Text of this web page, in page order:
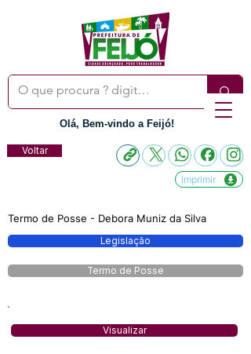
Olá, Bem-vindo a Feijó!
Voltar
Imprimir
Termo de Posse - Debora Muniz da Silva
Legislação
Termo de Posse
Visualizar